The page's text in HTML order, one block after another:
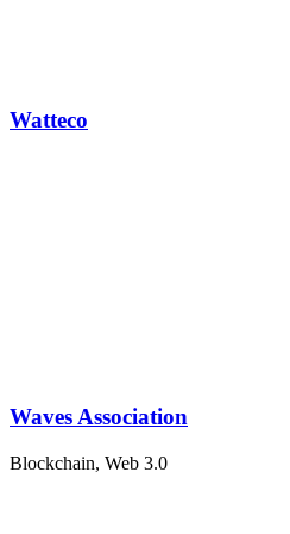
Watteco
Waves Association
Blockchain, Web 3.0